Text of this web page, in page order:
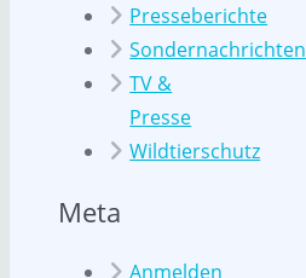
Presseberichte
Sondernachrichten
TV &
Presse
Wildtierschutz
Meta
Anmelden